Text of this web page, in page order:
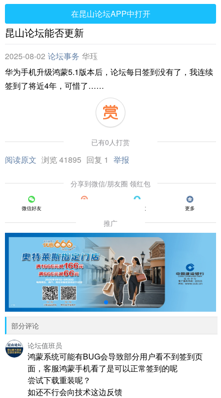
在昆山论坛APP中打开
昆山论坛能否更新
2025-08-02 论坛事务 华珏
华为手机升级鸿蒙5.1版本后，论坛每日签到没有了，我连续
签到了将近4年，可惜了……
已有0人打赏
阅读原文 浏览 41895 回复 1 举报
分享到微信/朋友圈 领红包
微信好友 QQ好友 更多
推广
部分评论
论坛值班员
鸿蒙系统可能有BUG会导致部分用户看不到签到页
面，客服鸿蒙手机看了是可以正常签到的呢
尝试下载重装呢？
如还不行会向技术这边反馈